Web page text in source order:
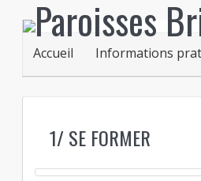
Accueil Informations
1/ SE FORMER